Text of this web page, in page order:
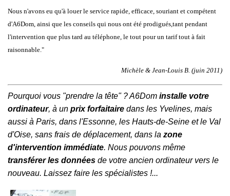
Nous n'avons eu qu'à louer le service rapide, efficace, souriant et compétent
d'A6Dom, ainsi que les conseils qui nous ont été prodigués,tant pendant
l'intervention que plus tard au téléphone, le tout pour un tarif tout à fait
raisonnable."
Michèle & Jean-Louis B. (juin 2011)
Pourquoi vous "prendre la tête" ? A6Dom installe votre
ordinateur, à un prix forfaitaire dans les Yvelines, mais
aussi à Paris, dans l'Essonne, les Hauts-de-Seine et le Val
d'Oise, sans frais de déplacement, dans la zone
d'intervention immédiate. Nous pouvons même
transférer les données de votre ancien ordinateur vers le
nouveau. Laissez faire les spécialistes !...